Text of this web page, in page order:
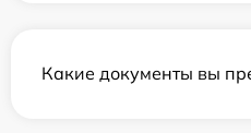
Какие документы вы